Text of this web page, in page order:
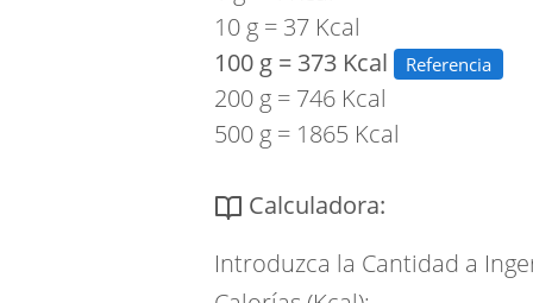
10 g = 37 Kcal
100 g = 373 Kcal
Referencia
200 g = 746 Kcal
500 g = 1865 Kcal
Calculadora:
Introduzca la Cantidad a